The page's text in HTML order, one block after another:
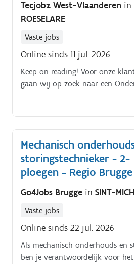
planning en prioriteiten Je
binnen investerings- en
Tecjobz West-Vlaanderen in
ROESELARE
Vaste jobs
Online sinds 11 jul. 2026
Keep on reading! Voor onze
gaan wij op zoek naar een
Mechanisch
storingstechnieker - 2-
ploegen - Regio Brugge
Go4Jobs Brugge in SINT-
Vaste jobs
Online sinds 22 jul. 2026
Als mechanisch onderhouds en
ben je verantwoordelijk voor